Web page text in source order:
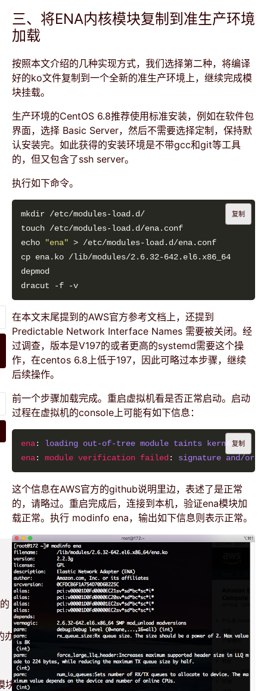
办
块
三、将ENA内核模块复制到准生产环境
加载
按照本文介绍的几种实现方式，我们选择第二种，将编译
好的ko文件复制到一个全新的准生产环境上，继续完成模
块挂载。
生产环境的CentOS 6.8推荐使用标准安装，例如在软件包
界面，选择 Basic Server，然后不需要选择定制，保持默
认安装完。如此获得的安装环境是不带gcc和git等工具
的，但又包含了ssh server。
执行如下命令。
echo
"ena"
复制
在本文末尾提到的AWS官方参考文档上，还提到
Predictable Network Interface Names 需要被关闭。经
过调查，版本是V197的或者更高的systemd需要这个操
作，在centos 6.8上低于197，因此可略过本步骤，继续
后续操作。
前一个步骤加载完成。重启虚拟机看是否正常启动。启动
过程在虚拟机的console上可能有如下信息：
ena: loading out-of-tree module taints kernel.
ena: module verification failed : signature and/or
复制
这个信息在AWS官方的github说明里边，表述了是正常
的，请略过。重启完成后，连接到本机，验证ena模块加
载正常。执行 modinfo ena，输出如下信息则表示正常。